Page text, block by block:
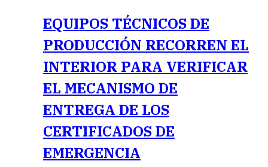
EQUIPOS TÉCNICOS DE
PRODUCCIÓN RECORREN EL
INTERIOR PARA VERIFICAR
EL MECANISMO DE
ENTREGA DE LOS
CERTIFICADOS DE
EMERGENCIA